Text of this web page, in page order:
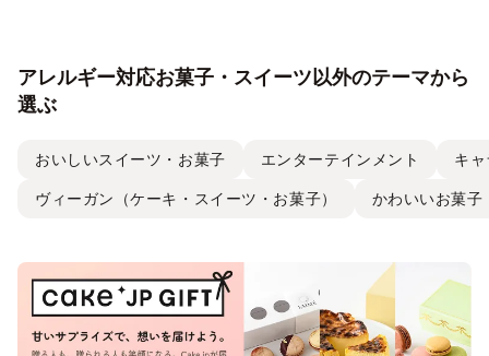
アレルギー対応お菓子・スイーツ以外のテーマから
選ぶ
おいしいスイーツ・お菓子 エンターテインメント キ
ヴィーガン（ケーキ・スイーツ・お菓子） かわいいお菓子